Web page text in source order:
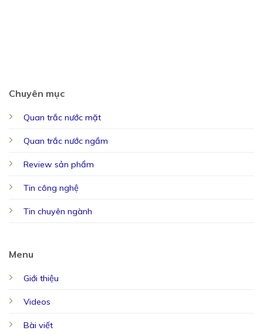
Chuyên mục
Quan trắc nước mặt
Quan trắc nước ngầm
Review sản phẩm
Tin công nghệ
Tin chuyên ngành
Menu
Giới thiệu
Videos
Bài viết